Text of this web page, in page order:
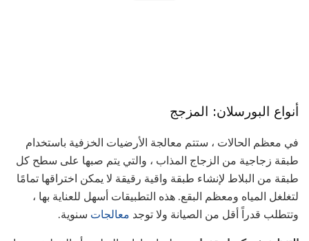
أنواع البورسلان: المزجج
في معظم الحالات ، ستتم معالجة الأرضيات الخزفية باستخدام
طبقة زجاجية من الزجاج المذاب ، والتي يتم صبها على سطح كل
طبقة من البلاط لإنشاء طبقة واقية رقيقة لا يمكن اختراقها تمامًا
لتغلغل المياه ومعظم البقع. هذه التطبيقات أسهل للعناية بها ،
وتتطلب قدراً أقل من الصيانة ولا توجد معالجات سنوية.